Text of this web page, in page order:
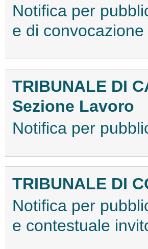
Notifica per
e di
TRIBUNALE DI
Sezione Lavoro
Notifica per
TRIBUNALE DI
Notifica per
e contestuale